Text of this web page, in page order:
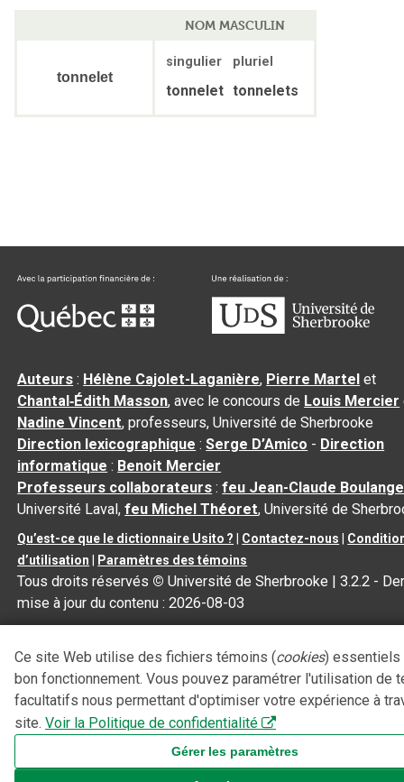
NOM MASCULIN
tonnelet
singulier pluriel
tonnelet tonnelets
Auteurs : Hélène Cajolet-Laganière, Pierre Martel et
Chantal‑Édith Masson, avec le concours de Louis Mercier
Nadine Vincent, professeurs, Université de Sherbrooke
Direction lexicographique :Serge D’Amico - Direction
informatique : Benoit Mercier
Professeurs collaborateurs :feu Jean-Claude
Université Laval,feu Michel Théoret, Université de
Qu’est-ce que le dictionnaire Usito ? Contactez-nous
d’utilisation
Paramètres des témoins
Tous droits réservés © Université de Sherbrooke |3.2.2 -
mise à jour du contenu :2026-08-03
Ce site Web utilise des fichiers témoins (cookies) essentiels
bon fonctionnement. Vous pouvez paramétrer l'utilisation de
facultatifs nous permettant d'optimiser votre expérience à
site. Voir la Politique de confidentialité
Gérer les paramètres